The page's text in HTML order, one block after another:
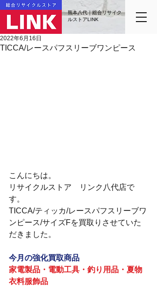
熊本八代｜総合リサイク
ルストアLINK
TICCA/レースパフスリーブワンピース
2022年6月16日
こんにちは。
リサイクルストア　リンク八代店で
す。
TICCA/ティッカ/レースパフスリーブワ
ンピース/サイズFを買取りさせていた
だきました。
今月の強化買取商品
家電製品・電動工具・釣り用品・夏物
衣料服飾品